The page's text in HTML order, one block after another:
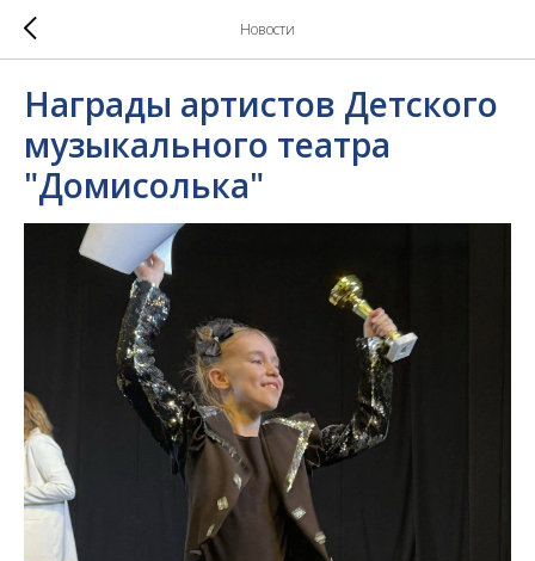
Новости
Награды артистов Детского
музыкального театра
"Домисолька"